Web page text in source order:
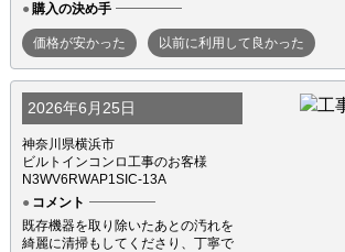
購入の決め手
価格が安かった 以前に利用して良かった
2026年6月25日
神奈川県横浜市
ビルトインコンロ工事のお客様
N3WV6RWAP1SIC-13A
コメント
既存機器を取り除いたあとの汚れを
綺麗に清掃もしてくださり、丁寧で